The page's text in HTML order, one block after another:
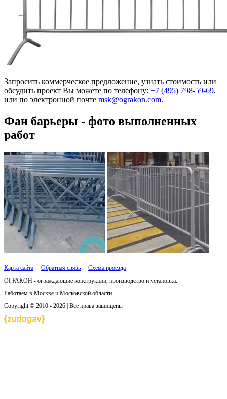
Запросить коммерческое предложение, узнать стоимость или
обсудить проект Вы можете по телефону: +7 (495) 798-59-69,
или по электронной почте msk@ograkon.com.
Фан барьеры - фото выполненных
работ
Карта сайта Обратная связь
Схема проезда
ОГРАКОН - ограждающие конструкции, производство и установка.
Работаем в Москве и Московской области.
Copyright © 2010 - 2026 | Все права защищены